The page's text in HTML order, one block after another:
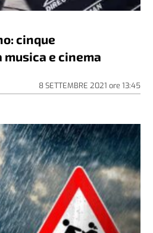
cinque
e cinema
8 SETTEMBRE 2021 ore 13:45